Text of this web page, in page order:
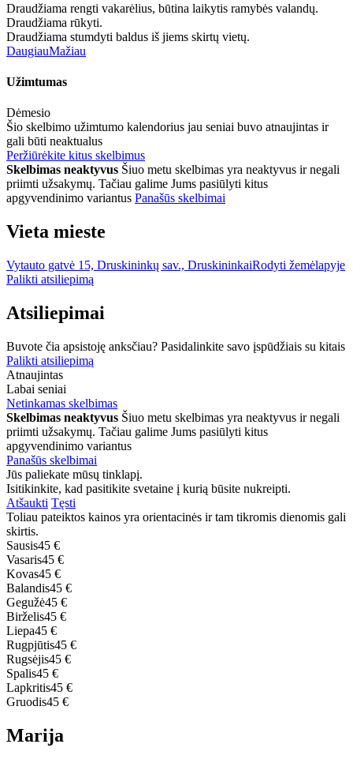
Draudžiama rengti vakarėlius, būtina laikytis ramybės valandų.
Draudžiama rūkyti.
Draudžiama stumdyti baldus iš jiems skirtų vietų.
DaugiauMažiau
Užimtumas
Dėmesio
Šio skelbimo užimtumo kalendorius jau seniai buvo atnaujintas ir
gali būti neaktualus
Peržiūrėkite kitus skelbimus
Skelbimas neaktyvus Šiuo metu skelbimas yra neaktyvus ir negali
priimti užsakymų. Tačiau galime Jums pasiūlyti kitus
apgyvendinimo variantus Panašūs skelbimai
Vieta mieste
Vytauto gatvė 15, Druskininkų sav., DruskininkaiRodyti žemėlapyje
Palikti atsiliepimą
Atsiliepimai
Buvote čia apsistoję anksčiau? Pasidalinkite savo įspūdžiais su kitais
Palikti atsiliepimą
Atnaujintas
Labai seniai
Netinkamas skelbimas
Skelbimas neaktyvus Šiuo metu skelbimas yra neaktyvus ir negali
priimti užsakymų. Tačiau galime Jums pasiūlyti kitus
apgyvendinimo variantus
Panašūs skelbimai
Jūs paliekate mūsų tinklapį.
Isitikinkite, kad pasitikite svetaine į kurią būsite nukreipti.
Atšaukti Tęsti
Toliau pateiktos kainos yra orientacinės ir tam tikromis dienomis gali
skirtis.
Sausis45 €
Vasaris45 €
Kovas45 €
Balandis45 €
Gegužė45 €
Birželis45 €
Liepa45 €
Rugpjūtis45 €
Rugsėjis45 €
Spalis45 €
Lapkritis45 €
Gruodis45 €
Marija